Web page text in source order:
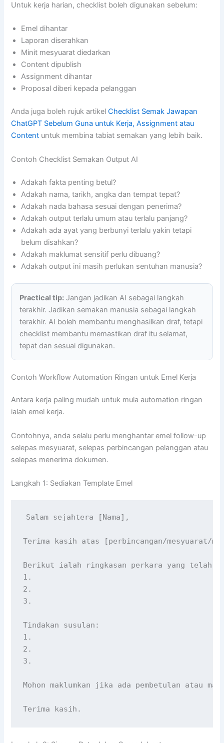
Untuk kerja harian, checklist boleh digunakan sebelum:
Emel dihantar
Laporan diserahkan
Minit mesyuarat diedarkan
Content dipublish
Assignment dihantar
Proposal diberi kepada pelanggan
Anda juga boleh rujuk artikelChecklist Semak Jawapan
ChatGPT Sebelum Guna untuk Kerja, Assignment atau
Content untuk membina tabiat semakan yang lebih baik.
Contoh Checklist Semakan Output AI
Adakah fakta penting betul?
Adakah nama, tarikh, angka dan tempat tepat?
Adakah nada bahasa sesuai dengan penerima?
Adakah output terlalu umum atau terlalu panjang?
Adakah ada ayat yang berbunyi terlalu yakin tetapi
belum disahkan?
Adakah maklumat sensitif perlu dibuang?
Adakah output ini masih perlukan sentuhan manusia?
Practical tip: Jangan jadikan AI sebagai langkah
terakhir. Jadikan semakan manusia sebagai langkah
terakhir. AI boleh membantu menghasilkan draf, tetapi
checklist membantu memastikan draf itu selamat,
tepat dan sesuai digunakan.
Contoh Workflow Automation Ringan untuk Emel Kerja
Antara kerja paling mudah untuk mula automation ringan
ialah emel kerja.
Contohnya, anda selalu perlu menghantar emel follow-up
selepas mesyuarat, selepas perbincangan pelanggan atau
selepas menerima dokumen.
Langkah 1: Sediakan Template Emel
Salam sejahtera [Nama],
Terima kasih atas [perbincangan/mesyuarat/
Berikut ialah ringkasan perkara yang telah
1.
2.
3.
Tindakan susulan:
1.
2.
3.
Mohon maklumkan jika ada pembetulan atau
Terima kasih.